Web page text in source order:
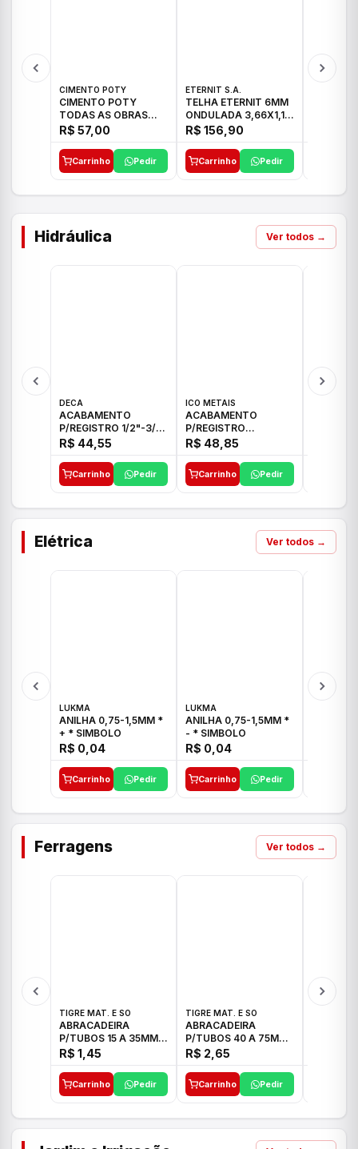
CIMENTO POTY
CIMENTO POTY
TODAS AS OBRAS
50KG CP-II F/32
R$ 57,00
Carrinho Pedir
ETERNIT S.A.
TELHA ETERNIT 6MM
ONDULADA 3,66X1,10
48,80KG
R$ 156,90
Carrinho Pedir
Hidráulica Ver todos →
DECA
ACABAMENTO
P/REGISTRO 1/2"-3/4"
E 1"C21.PQ DECA
R$ 44,55
Carrinho Pedir
ICO METAIS
ACABAMENTO
P/REGISTRO
1/2"-3/4"-1" ACB M
CS 33 ICO
R$ 48,85
Carrinho Pedir
Elétrica Ver todos →
LUKMA
ANILHA 0,75-1,5MM *
+ * SIMBOLO
R$ 0,04
Carrinho Pedir
LUKMA
ANILHA 0,75-1,5MM *
- * SIMBOLO
R$ 0,04
Carrinho Pedir
Ferragens Ver todos →
TIGRE MAT. E SO
ABRACADEIRA
P/TUBOS 15 A 35MM
TIGRE
R$ 1,45
Carrinho Pedir
TIGRE MAT. E SO
ABRACADEIRA
P/TUBOS 40 A 75MM
TIGRE
R$ 2,65
Carrinho Pedir